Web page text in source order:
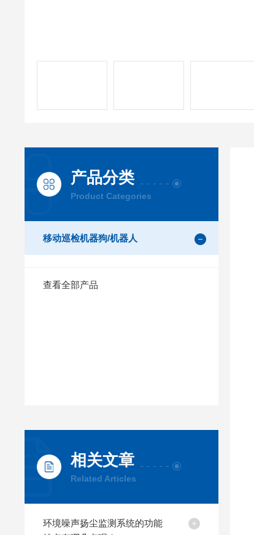
产品分类
Product Categories
移动巡检机器狗/机器人
查看全部产品
相关文章
Related Articles
环境噪声扬尘监测系统的功能